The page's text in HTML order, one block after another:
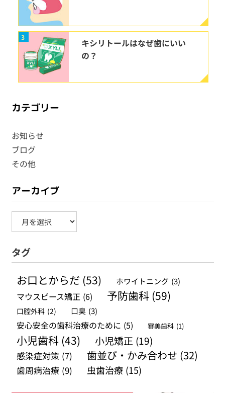
3
キシリトールはなぜ歯にいい
の？
カテゴリー
お知らせ
ブログ
その他
アーカイブ
ー
カ
ブ
タグ
お口とからだ (53) ホワイトニング (3)
マウスピース矯正 (6) 予防歯科 (59)
口腔外科 (2) 口臭 (3)
安心安全の歯科治療のために (5) 審美歯科 (1)
小児歯科 (43) 小児矯正 (19)
感染症対策 (7) 歯並び・かみ合わせ (32)
歯周病治療 (9) 虫歯治療 (15)